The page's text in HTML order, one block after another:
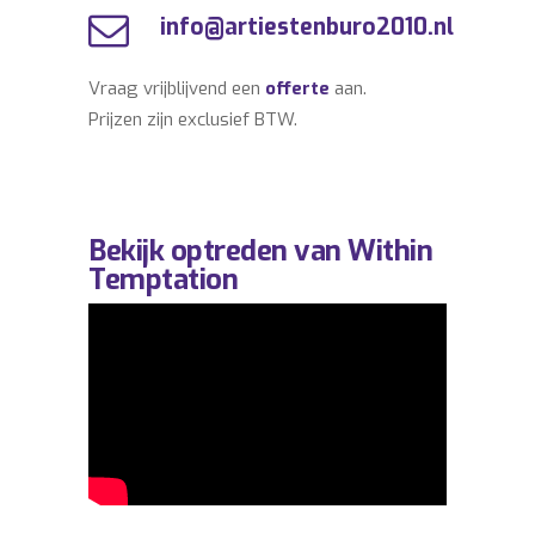
info@artiestenburo2010.nl
Vraag vrijblijvend een offerte aan.
Prijzen zijn exclusief BTW.
Bekijk optreden van Within
Temptation